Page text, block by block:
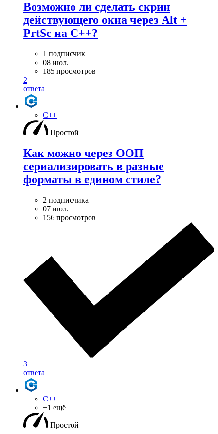
Возможно ли сделать скрин
действующего окна через Alt +
PrtSc на С++?
1 подписчик
08 июл.
185 просмотров
2
ответа
C++
Простой
Как можно через ООП
сериализировать в разные
форматы в едином стиле?
2 подписчика
07 июл.
156 просмотров
3
ответа
C++
+1 ещё
Простой